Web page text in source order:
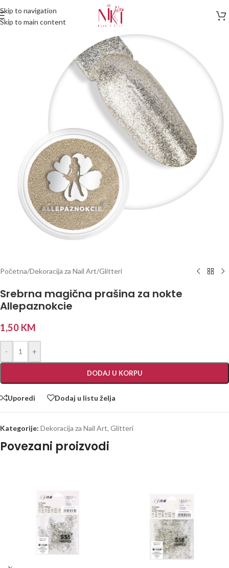
Skip to navigation
Skip to main content
Početna/Dekoracija za Nail Art/Glitteri
Srebrna magična prašina za nokte
Allepaznokcie
1,50 KM
- +
DODAJ U KORPU
Uporedi Dodaj u listu želja
Kategorije: Dekoracija za Nail Art, Glitteri
Povezani proizvodi